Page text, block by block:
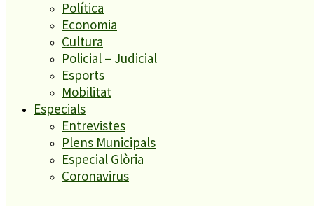
Política
Economia
Cultura
Policial – Judicial
Esports
Mobilitat
Especials
Entrevistes
Plens Municipals
Especial Glòria
Coronavirus
Malgrat de Mar inicia els tràmits per implementar
l’aparcament regulat al municipi
Àmbits geogràfics
Malgrat
Alt Maresme
Blanes
La Selva
Malgrat